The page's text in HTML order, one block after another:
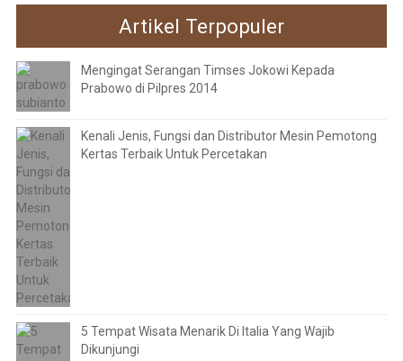
Artikel Terpopuler
Mengingat Serangan Timses Jokowi Kepada
Prabowo di Pilpres 2014
Kenali Jenis, Fungsi dan Distributor Mesin Pemotong
Kertas Terbaik Untuk Percetakan
5 Tempat Wisata Menarik Di Italia Yang Wajib
Dikunjungi